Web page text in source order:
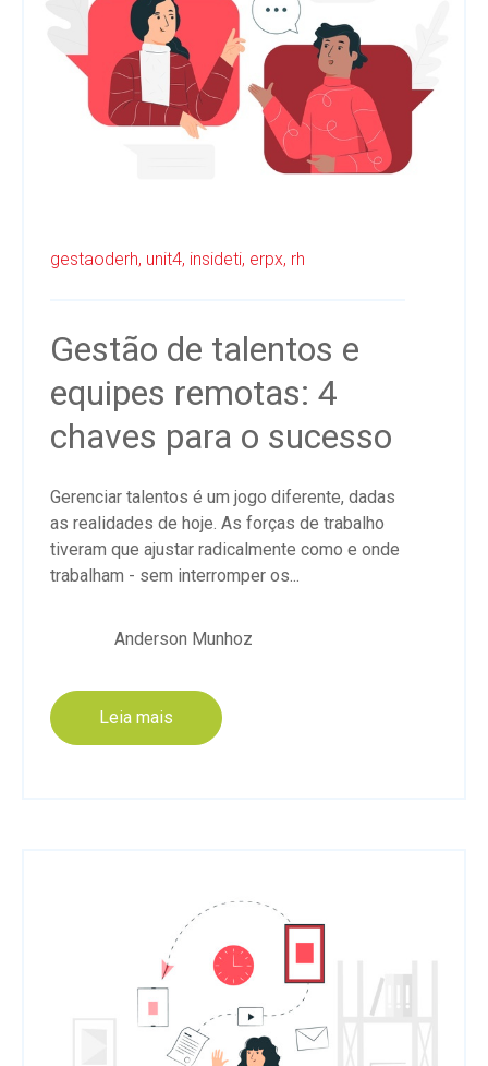
gestaoderh, unit4, insideti, erpx, rh
Gestão de talentos e
equipes remotas: 4
chaves para o sucesso
Gerenciar talentos é um jogo diferente, dadas
as realidades de hoje. As forças de trabalho
tiveram que ajustar radicalmente como e onde
trabalham - sem interromper os...
Anderson Munhoz
Leia mais